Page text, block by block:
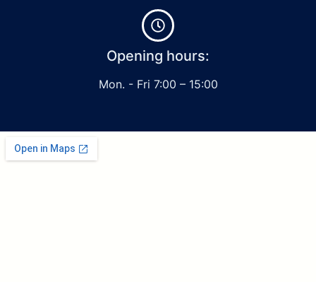
Opening hours:
Mon. - Fri 7:00 – 15:00